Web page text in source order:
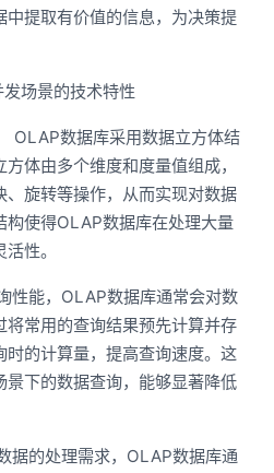
提取有价值的信息，为决策提
场景的技术特性
OLAP数据库采用数据立方体结
体由多个维度和度量值组成，
旋转等操作，从而实现对数据
构使得OLAP数据库在处理大量
性。
性能，OLAP数据库通常会对数
常用的查询结果预先计算并存
的计算量，提高查询速度。这
下的数据查询，能够显著降低
据的处理需求，OLAP数据库通